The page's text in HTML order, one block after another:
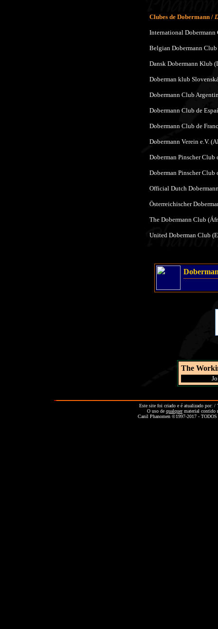
Clubes de Dobermann /
International Dobermann
Belgian Dobermann
Dansk Dobermann Klub
Doberman klub
Dobermann Club
Dobermann Club de
Dobermann Club de
Dobermann Verein e.V.
Doberman Pinscher Club
Doberman Pinscher Club
Official Dutch
Österreichischer
The Dobermann Club
United Doberman Club
The
Este site foi criado e é atualizado por:
O uso de qualquermaterial contido
Canil Phanomen ©1997-2017 -